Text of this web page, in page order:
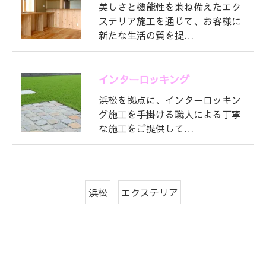
美しさと機能性を兼ね備えたエク
ステリア施工を通じて、お客様に
新たな生活の質を提…
インターロッキング
浜松を拠点に、インターロッキン
グ施工を手掛ける職人による丁寧
な施工をご提供して…
浜松 エクステリア